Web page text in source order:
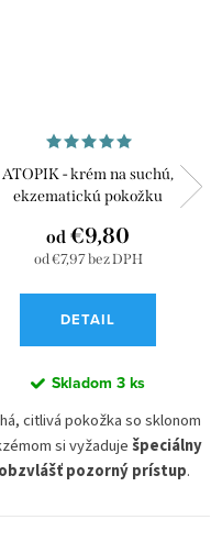
ATOPIK - krém na suchú,
ekzematickú pokožku
od €7,97 bez DPH
od €9,80
DETAIL
Skladom 3 ks
citlivá pokožka so sklonom
si vyžaduješpeciálny
pozorný prístup.